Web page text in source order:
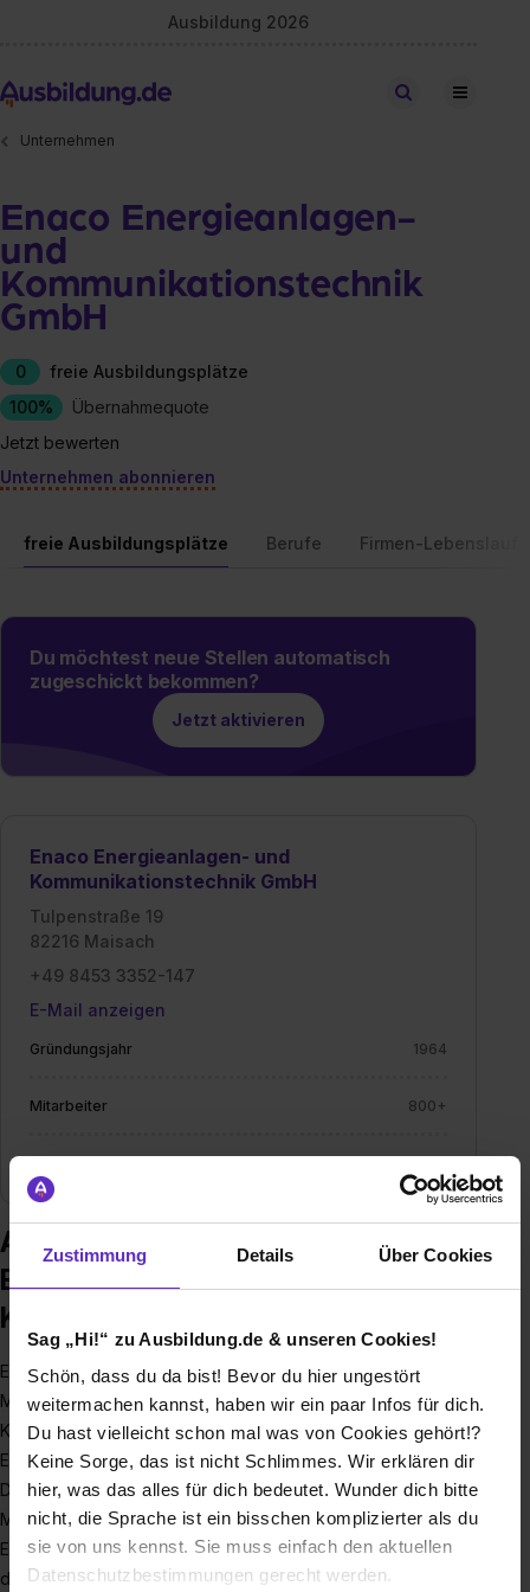
Zustimmung Details Über Cookies
Sag „Hi!“ zu Ausbildung.de & unseren Cookies!
Schön, dass du da bist! Bevor du hier ungestört
weitermachen kannst, haben wir ein paar Infos für dich.
Du hast vielleicht schon mal was von Cookies gehört!?
Keine Sorge, das ist nicht Schlimmes. Wir erklären dir
hier, was das alles für dich bedeutet. Wunder dich bitte
nicht, die Sprache ist ein bisschen komplizierter als du
sie von uns kennst. Sie muss einfach den aktuellen
Datenschutzbestimmungen gerecht werden.
Ausbildung 2026
Stellen finden
Unternehmen
Enaco Energieanlagen-
und
Kommunikationstechnik
GmbH
0
freie Ausbildungsplätze
100%
Übernahmequote
Jetzt bewerten
Unternehmen abonnieren
freie Ausbildungsplätze Berufe Firmen-Lebenslauf
Du möchtest neue Stellen automatisch
zugeschickt bekommen?
Jetzt aktivieren
Enaco Energieanlagen- und
Kommunikationstechnik GmbH
Tulpenstraße 19
82216 Maisach
+49 8453 3352-147
E-Mail anzeigen
Gründungsjahr 1964
Mitarbeiter 800+
Branche Energiewirtschaft
Ausbildung bei Enaco
Energieanlagen- und
Kommunikationstechnik GmbH
ENACO Energieanlagen- und Kommunikationstechnik GmbH,
Maisach
Komplettanbieter für Energietechnik und Versorgung
Einer der größten Dienstleister im Energiesektor in
Deutschland
Mit rund über 800 Mitarbeitern ist die ENACO
Energieanlagen- und Kommunikationstechnik GmbH eines
der größten privaten Dienstleistungsunternehmen im Bereich